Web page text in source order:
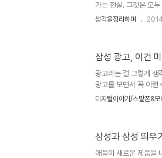
가는 현실. 그것은 모
진정한 보수는 없는 걸
히 살펴보기로 했습니
처:
생각을정리하며
삼성 광고, 이건
광고라는 걸 그렇게 생
광고를 보면서 꼭 이런
피를 보면 애플을 상대
야기를 돈들여 가며 광
http://
디지털이야기/스맡폰&모
삼성과 삼성 띄우
애플이 새로운 제품을